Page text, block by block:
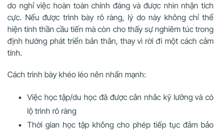
do nghỉ việc hoàn toàn chính đáng và được nhìn nhận tích
cực. Nếu được trình bày rõ ràng, lý do này không chỉ thể
hiện tinh thần cầu tiến mà còn cho thấy sự nghiêm túc trong
định hướng phát triển bản thân, thay vì rời đi một cách cảm
tính.
Cách trình bày khéo léo nên nhấn mạnh:
Việc học tập/du học đã được cân nhắc kỹ lưỡng và có
lộ trình rõ ràng
Thời gian học tập không cho phép tiếp tục đảm bảo